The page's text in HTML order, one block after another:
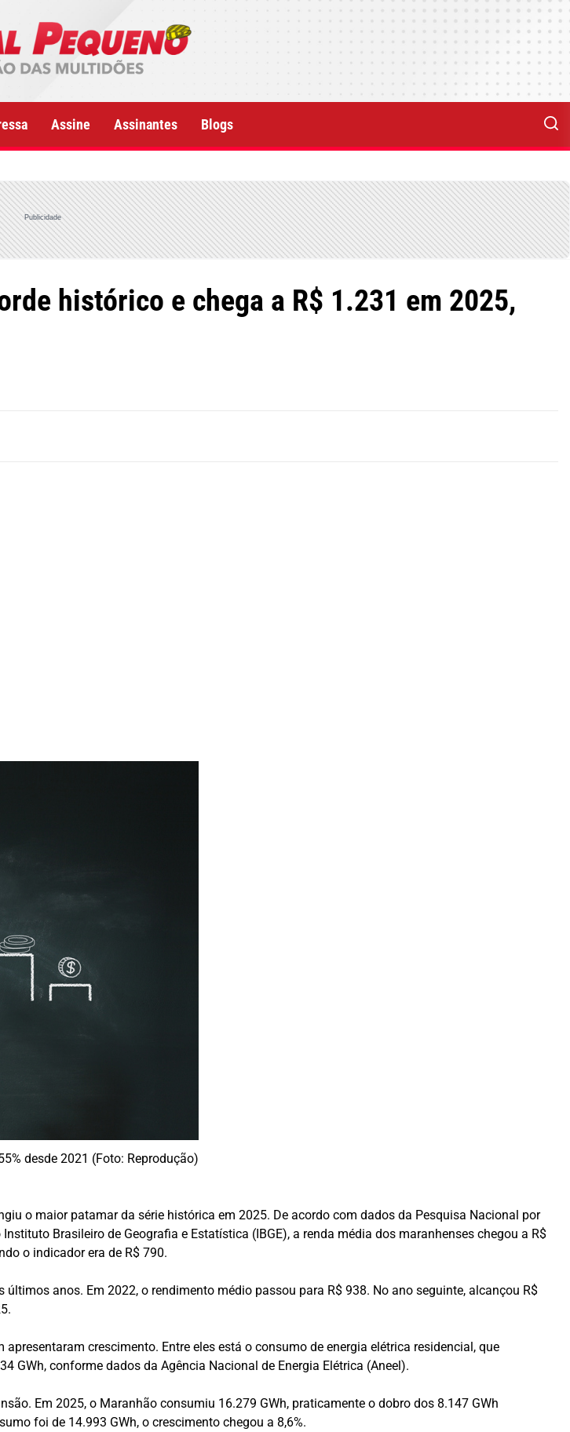
Assine Assinantes Blogs
Publicidade
histórico e chega a R$ 1.231 em 2025,
desde 2021 (Foto: Reprodução)
o maior patamar da série histórica em 2025. De acordo com dados da Pesquisa Nacional por
Brasileiro de Geografia e Estatística (IBGE), a renda média dos maranhenses chegou a R$
o indicador era de R$ 790.
anos. Em 2022, o rendimento médio passou para R$ 938. No ano seguinte, alcançou R$
crescimento. Entre eles está o consumo de energia elétrica residencial, que
GWh, conforme dados da Agência Nacional de Energia Elétrica (Aneel).
Em 2025, o Maranhão consumiu 16.279 GWh, praticamente o dobro dos 8.147 GWh
foi de 14.993 GWh, o crescimento chegou a 8,6%.